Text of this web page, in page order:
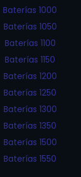
Baterías 1000
Baterías 1050
Baterías 1100
Baterías 1150
Baterías 1200
Baterías 1250
Baterías 1300
Baterías 1350
Baterías 1500
Baterías 1550